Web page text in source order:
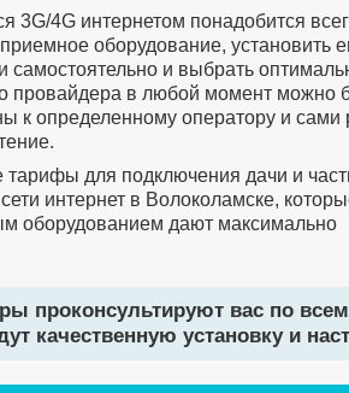
3G/4G интернетом понадобится
оборудование, установить
самостоятельно и выбрать
провайдера в любой момент можно
к определенному оператору и сами
для подключения дачи и
интернет в Волоколамске,
оборудованием дают максимально
проконсультируют вас по
качественную установку и